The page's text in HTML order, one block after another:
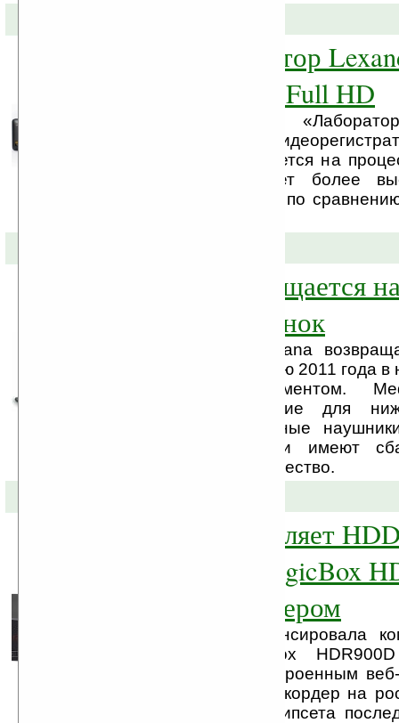
Видеорегистратор
с натуральным Full HD
Российская компания
представляет новый
4500. Модель базируется на
который обеспечивает более
записываемого видео по
Mediana возвращается
российский рынок
Торговая марка mediana
аудиоустройств осенью 2011 года
с новым ассортиментом.
качественное решение для
сегмента: компьютерные
этой торговой марки имеют
соотношение цена-качество.
Gmini представляет
медиаплеер MagicBox
цифровым тюнером
Компания Gmini анонсировала
медиаплеер MagicBox
тюнером DVB-T и встроенным
первый HDD-плеер/рекордер на
созданный на базе чипсета